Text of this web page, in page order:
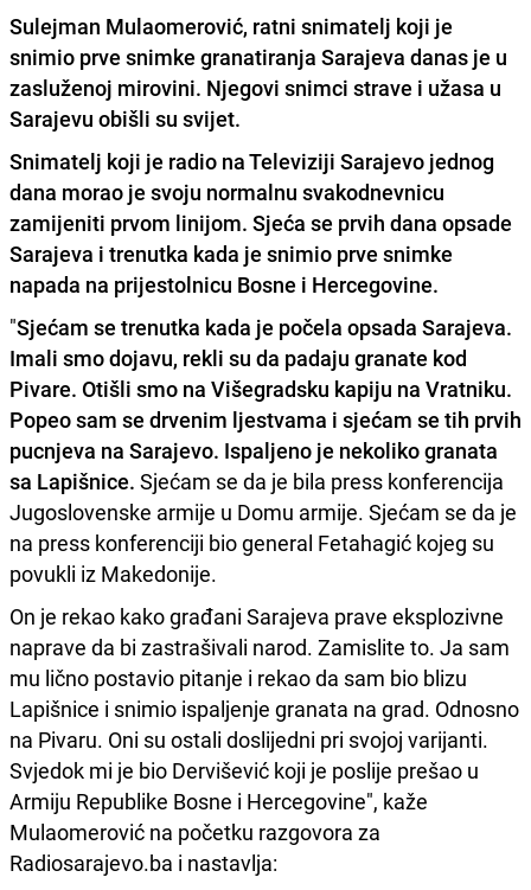
Sulejman Mulaomerović, ratni snimatelj koji je
snimio prve snimke granatiranja Sarajeva danas je u
zasluženoj mirovini. Njegovi snimci strave i užasa u
Sarajevu obišli su svijet.
Snimatelj koji je radio na Televiziji Sarajevo jednog
dana morao je svoju normalnu svakodnevnicu
zamijeniti prvom linijom. Sjeća se prvih dana opsade
Sarajeva i trenutka kada je snimio prve snimke
napada na prijestolnicu Bosne i Hercegovine.
"Sjećam se trenutka kada je počela opsada Sarajeva.
Imali smo dojavu, rekli su da padaju granate kod
Pivare. Otišli smo na Višegradsku kapiju na Vratniku.
Popeo sam se drvenim ljestvama i sjećam se tih prvih
pucnjeva na Sarajevo. Ispaljeno je nekoliko granata
sa Lapišnice. Sjećam se da je bila press konferencija
Jugoslovenske armije u Domu armije. Sjećam se da je
na press konferenciji bio general Fetahagić kojeg su
povukli iz Makedonije.
On je rekao kako građani Sarajeva prave eksplozivne
naprave da bi zastrašivali narod. Zamislite to. Ja sam
mu lično postavio pitanje i rekao da sam bio blizu
Lapišnice i snimio ispaljenje granata na grad. Odnosno
na Pivaru. Oni su ostali doslijedni pri svojoj varijanti.
Svjedok mi je bio Dervišević koji je poslije prešao u
Armiju Republike Bosne i Hercegovine", kaže
Mulaomerović na početku razgovora za
Radiosarajevo.ba i nastavlja: